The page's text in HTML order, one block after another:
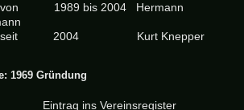
1989 bis 2004
Hermann
2004 Kurt Knepper
1969 Gründung
Eintrag ins Vereinsregister